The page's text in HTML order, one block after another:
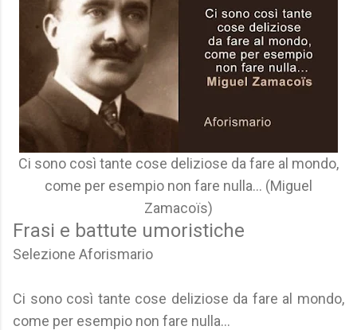
Ci sono così tante cose deliziose da fare al mondo,
come per esempio non fare nulla... (Miguel
Zamacoïs)
Frasi e battute umoristiche
Selezione Aforismario
Ci sono così tante cose deliziose da fare al mondo,
come per esempio non fare nulla...